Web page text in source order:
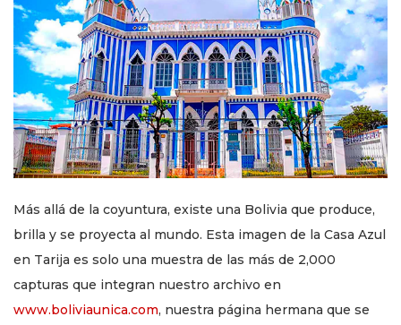
Más allá de la coyuntura, existe una Bolivia que produce,
brilla y se proyecta al mundo. Esta imagen de la Casa Azul
en Tarija es solo una muestra de las más de 2,000
capturas que integran nuestro archivo en
www.boliviaunica.com, nuestra página hermana que se